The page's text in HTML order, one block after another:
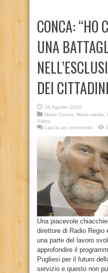
CONCA: “HO
UNA
DEI
10 Agosto 2020
Mario Conca
Mass-media
Video
Lascia un commento
Una piacevole
direttore di Radio Regio
una parte del lavoro
approfondire il
Pugliesi per il futuro
servizio e questo non